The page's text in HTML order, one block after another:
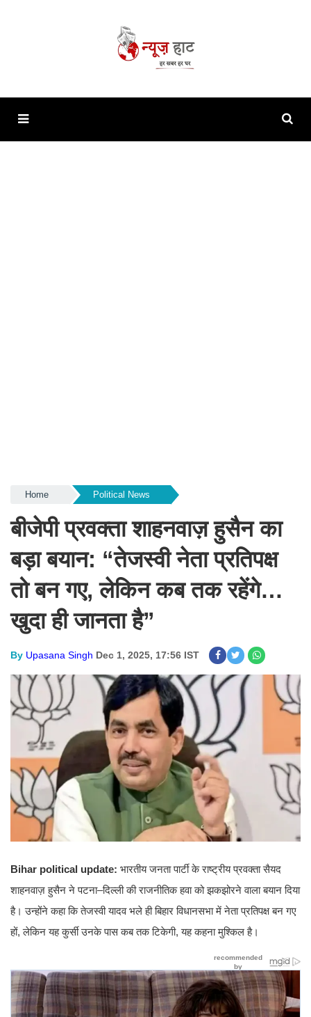
Home Political News
बीजेपी प्रवक्ता शाहनवाज़ हुसैन का
बड़ा बयान: “तेजस्वी नेता प्रतिपक्ष
तो बन गए, लेकिन कब तक रहेंगे…
खुदा ही जानता है”
By Upasana Singh Dec 1, 2025, 17:56 IST
Bihar political update: भारतीय जनता पार्टी के राष्ट्रीय प्रवक्ता सैयद
शाहनवाज़ हुसैन ने पटना–दिल्ली की राजनीतिक हवा को झकझोरने वाला बयान दिया
है। उन्होंने कहा कि तेजस्वी यादव भले ही बिहार विधानसभा में नेता प्रतिपक्ष बन गए
हों, लेकिन यह कुर्सी उनके पास कब तक टिकेगी, यह कहना मुश्किल है।